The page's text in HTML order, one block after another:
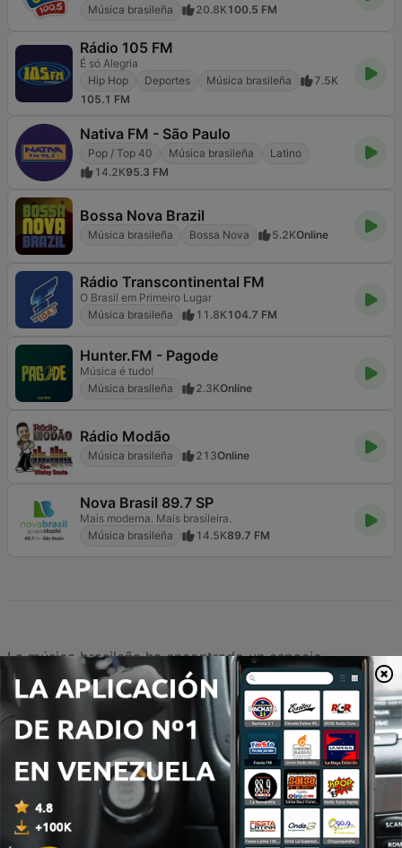
Música brasileña
20.8K100.5 FM
Rádio 105 FM
É só Alegria
Hip Hop
Deportes Música brasileña
7.5K
105.1 FM
Nativa FM - São Paulo
Pop / Top 40 Música brasileña
Latino
14.2K95.3 FM
Bossa Nova Brazil
Música brasileña Bossa Nova 5.2KOnline
Rádio Transcontinental FM
O Brasil em Primeiro Lugar
Música brasileña
11.8K104.7 FM
Hunter.FM - Pagode
Música é tudo!
Música brasileña
2.3KOnline
Rádio Modão
Música brasileña 213Online
Nova Brasil 89.7 SP
Mais moderna. Mais brasileira.
Música brasileña
14.5K89.7 FM
La música brasileña ha encontrado un espacio
privilegiado en el dial venezolano, creando un puente
cultural que une los ritmos vibrantes del Amazonas con
la calidez del Caribe. Desde las melodías suaves y
sofisticadas de la bossa nova hasta la energía
contagiosa de la samba y el pagode, los oyentes en
Venezuela disfrutan de una programación diversa que
celebra la inmensa riqueza sonora del gigante del sur.